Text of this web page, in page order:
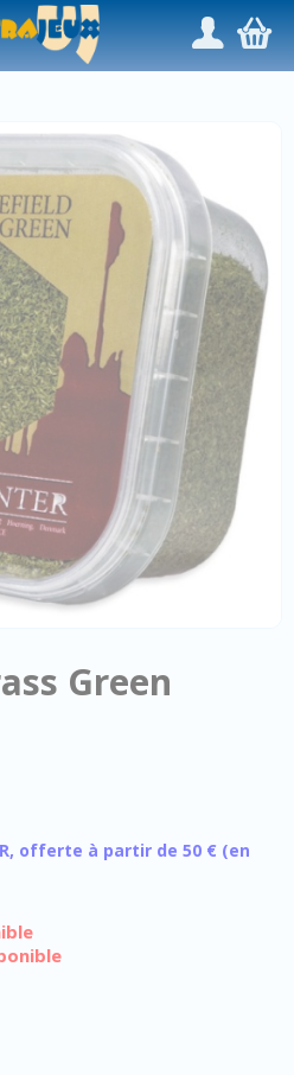
/,
Green
offerte à partir de 50 € (en